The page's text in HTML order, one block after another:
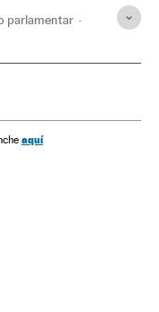
parlamentar
legislativa
aquí